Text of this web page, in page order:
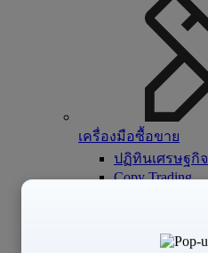
เครื่องมือซื้อขาย
ปฏิทินเศรษฐกิจ
Copy Trading